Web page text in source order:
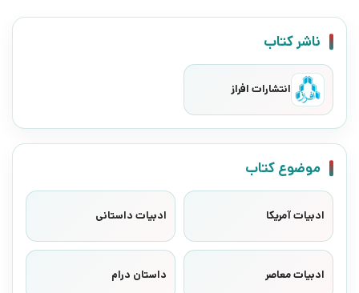
ناشر کتاب
انتشارات افراز
موضوع کتاب
ادبیات آمریکا ادبیات داستانی
ادبیات معاصر داستان درام